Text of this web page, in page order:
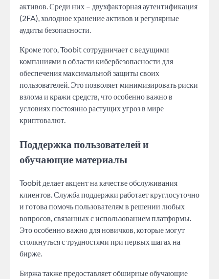
активов. Среди них – двухфакторная аутентификация
(2FA), холодное хранение активов и регулярные
аудиты безопасности.
Кроме того, Toobit сотрудничает с ведущими
компаниями в области кибербезопасности для
обеспечения максимальной защиты своих
пользователей. Это позволяет минимизировать риски
взлома и кражи средств, что особенно важно в
условиях постоянно растущих угроз в мире
криптовалют.
Поддержка пользователей и
обучающие материалы
Toobit делает акцент на качестве обслуживания
клиентов. Служба поддержки работает круглосуточно
и готова помочь пользователям в решении любых
вопросов, связанных с использованием платформы.
Это особенно важно для новичков, которые могут
столкнуться с трудностями при первых шагах на
бирже.
Биржа также предоставляет обширные обучающие